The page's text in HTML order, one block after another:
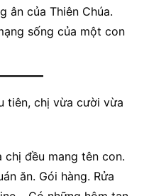
ân của Thiên Chúa.
sống của một con
tiên, chị vừa cười vừa
đều mang tên con.
ăn. Gói hàng. Rửa